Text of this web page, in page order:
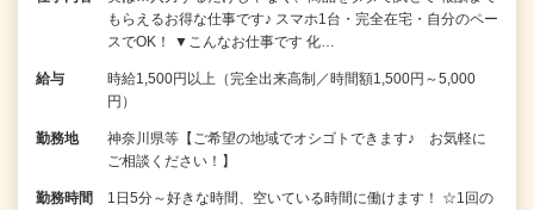
もらえるお得な仕事です♪ スマホ1台・完全在宅・自分のペー
スでOK！ ▼こんなお仕事です 化…
給与
時給1,500円以上（完全出来高制／時間額1,500円～5,000
円）
勤務地
神奈川県等【ご希望の地域でオシゴトできます♪ お気軽に
ご相談ください！】
勤務時間
1日5分～好きな時間、空いている時間に働けます！ ☆1回の